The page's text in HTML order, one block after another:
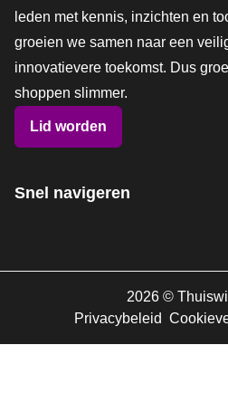
leden met kennis, inzichten en
groeien we samen naar een
innovatievere toekomst. Dus
shoppen slimmer.
Lid worden
Snel navigeren
2026 ©
Privacybeleid